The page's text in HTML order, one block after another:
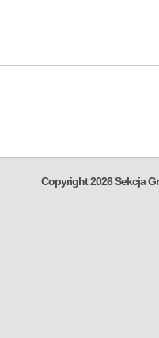
Copyright 2026 Sekcja